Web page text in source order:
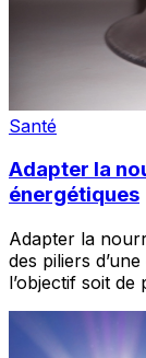
Santé
Adapter la
énergétiques
Adapter la
des piliers
l’objectif soit